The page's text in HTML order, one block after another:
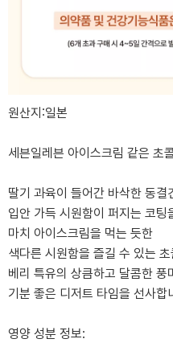
원산지:일본
세븐일레븐 아이스크림 같은 초
딸기 과육이 들어간 바삭한 동결
입안 가득 시원함이 퍼지는 코팅
마치 아이스크림을 먹는 듯한
색다른 시원함을 즐길 수 있는
베리 특유의 상큼하고 달콤한 풍
기분 좋은 디저트 타임을 선사합
영양 성분 정보: